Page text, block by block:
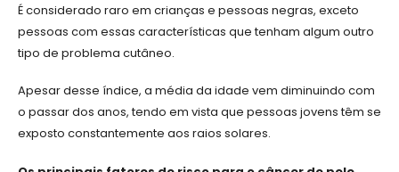
É considerado raro em crianças e pessoas negras, exceto
pessoas com essas características que tenham algum outro
tipo de problema cutâneo.
Apesar desse índice, a média da idade vem diminuindo com
o passar dos anos, tendo em vista que pessoas jovens têm se
exposto constantemente aos raios solares.